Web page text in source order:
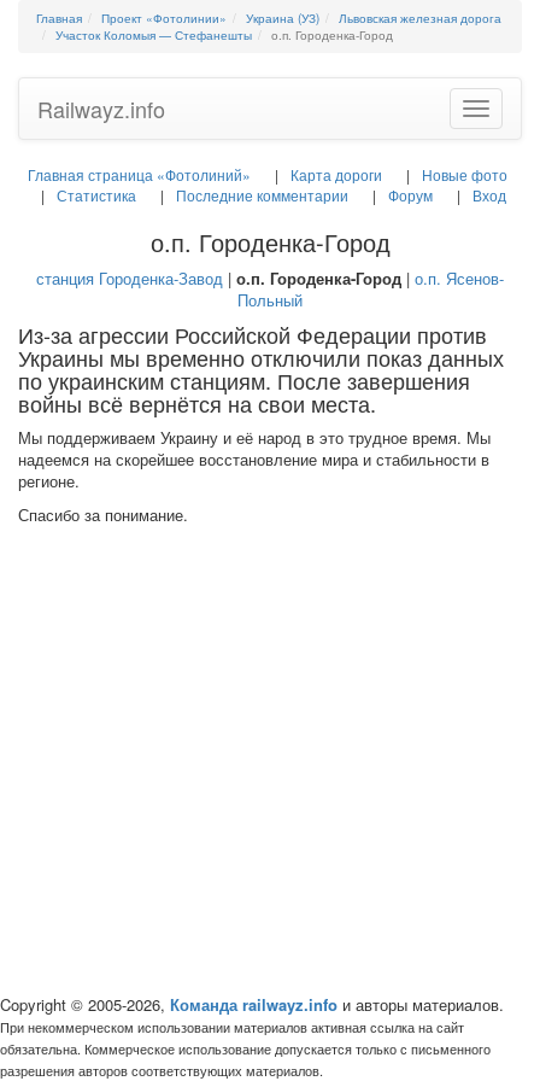
Главная Проект «Фотолинии» Украина (УЗ)
Львовская железная дорога
Участок Коломыя — Стефанешты
о.п. Городенка-Город
Toggle
Railwayz.info
Главная страница «Фотолиний» Карта дороги
Новые фото
Статистика
Последние комментарии Форум Вход
о.п. Городенка-Город
станция Городенка-Завод | о.п. Городенка-Город | о.п. Ясенов-
Польный
Из-за агрессии Российской Федерации против
Украины мы временно отключили показ данных
по украинским станциям. После завершения
войны всё вернётся на свои места.
Мы поддерживаем Украину и её народ в это трудное время. Мы
надеемся на скорейшее восстановление мира и стабильности в
регионе.
Спасибо за понимание.
Copyright © 2005-2026, Команда railwayz.info и авторы материалов.
При некоммерческом использовании материалов активная ссылка на сайт
обязательна. Коммерческое использование допускается только с письменного
разрешения авторов соответствующих материалов.